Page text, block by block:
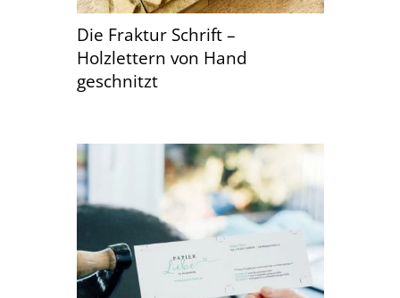
Die Fraktur Schrift –
Holzlettern von Hand
geschnitzt